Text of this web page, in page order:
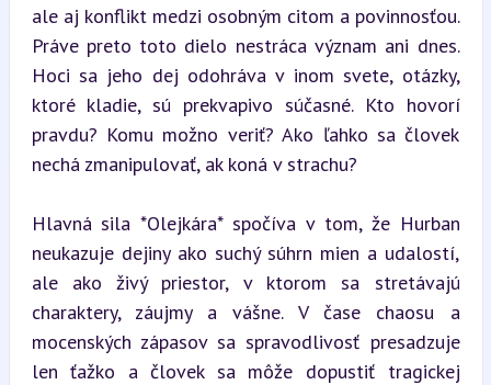
ale aj konflikt medzi osobným citom a povinnosťou.
Práve preto toto dielo nestráca význam ani dnes.
Hoci sa jeho dej odohráva v inom svete, otázky,
ktoré kladie, sú prekvapivo súčasné. Kto hovorí
pravdu? Komu možno veriť? Ako ľahko sa človek
nechá zmanipulovať, ak koná v strachu?
Hlavná sila *Olejkára* spočíva v tom, že Hurban
neukazuje dejiny ako suchý súhrn mien a udalostí,
ale ako živý priestor, v ktorom sa stretávajú
charaktery, záujmy a vášne. V čase chaosu a
mocenských zápasov sa spravodlivosť presadzuje
len ťažko a človek sa môže dopustiť tragickej